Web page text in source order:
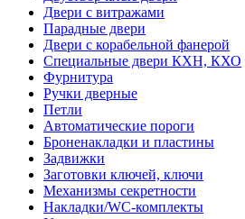
Двери с витражами
Парадные двери
Двери с корабельной фанерой
Специальные двери КХН, КХО
Фурнитура
Ручки дверные
Петли
Автоматические пороги
Броненакладки и пластины
Задвижки
Заготовки ключей, ключи
Механизмы секретности
Накладки/WC-комплекты